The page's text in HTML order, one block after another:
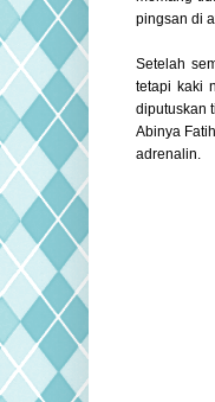
pingsan di
Setelah
tetapi kaki
diputuskan
Abinya
adrenalin.